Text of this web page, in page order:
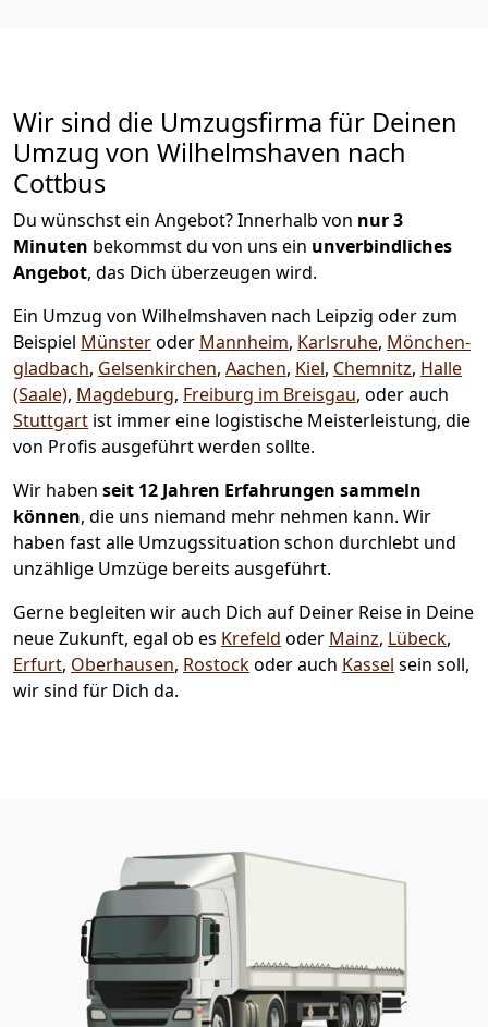
Wir sind die Umzugsfirma für Deinen
Umzug von Wilhelmshaven nach
Cottbus
Du wünschst ein Angebot? Innerhalb von nur 3
Minuten bekommst du von uns ein unverbindliches
Angebot, das Dich überzeugen wird.
Ein Umzug von Wilhelmshaven nach Leipzig oder zum
Beispiel Münsteroder Mannheim, Karlsruhe, Mönchen­
gladbach, Gelsenkirchen, Aachen, Kiel, Chemnitz, Halle
(Saale), Magdeburg, Freiburg im Breisgau, oder auch
Stuttgart ist immer eine logistische Meisterleistung, die
von Profis ausgeführt werden sollte.
Wir haben seit 12 Jahren Erfahrungen sammeln
können, die uns niemand mehr nehmen kann. Wir
haben fast alle Umzugssituation schon durchlebt und
unzählige Umzüge bereits ausgeführt.
Gerne begleiten wir auch Dich auf Deiner Reise in Deine
neue Zukunft, egal ob es Krefeld oder Mainz, Lübeck,
Erfurt, Oberhausen, Rostockoder auch Kassel sein soll,
wir sind für Dich da.